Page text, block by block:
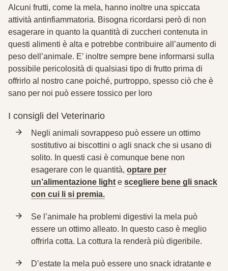
Alcuni frutti, come la mela, hanno inoltre una spiccata
attività antinfiammatoria. Bisogna ricordarsi però di non
esagerare in quanto la quantità di zuccheri contenuta in
questi alimenti è alta e potrebbe contribuire all’aumento di
peso dell’animale. E’ inoltre sempre bene informarsi sulla
possibile pericolosità di qualsiasi tipo di frutto prima di
offrirlo al nostro cane poiché, purtroppo, spesso ciò che è
sano per noi può essere tossico per loro
I consigli del Veterinario
Negli animali sovrappeso può essere un ottimo
sostitutivo ai biscottini o agli snack che si usano di
solito. In questi casi è comunque bene non
esagerare con le quantità, optare per
un’alimentazione light e scegliere bene gli snack
con cui li si premia.
Se l’animale ha problemi digestivi la mela può
essere un ottimo alleato. In questo caso è meglio
offrirla cotta. La cottura la renderà più digeribile.
D’estate la mela può essere uno snack idratante e